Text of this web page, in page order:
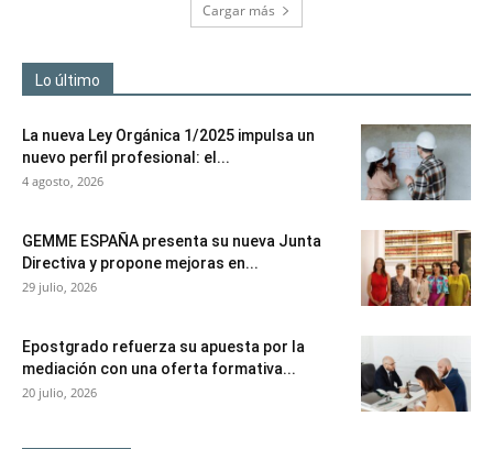
Cargar más
Lo último
La nueva Ley Orgánica 1/2025 impulsa un
nuevo perfil profesional: el...
4 agosto, 2026
GEMME ESPAÑA presenta su nueva Junta
Directiva y propone mejoras en...
29 julio, 2026
Epostgrado refuerza su apuesta por la
mediación con una oferta formativa...
20 julio, 2026